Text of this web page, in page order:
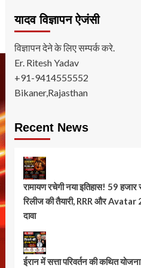
यादव विज्ञापन ऐजंसी
विज्ञापन देने के लिए सम्पर्क करे.
Er. Ritesh Yadav
+91-9414555552
Bikaner,Rajasthan
Recent News
रामायण रचेगी नया इतिहास! 59 हजार
रिलीज की तैयारी, RRR और Avatar
दावा
ईरान में सत्ता परिवर्तन की कथित